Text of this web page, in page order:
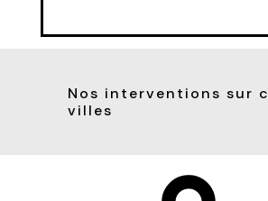
Nos interventions sur
villes